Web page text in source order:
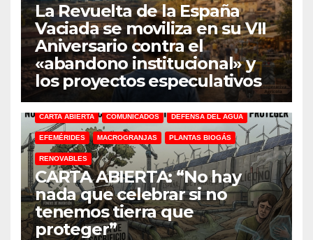
La Revuelta de la España
Vaciada se moviliza en su VII
Aniversario contra el
«abandono institucional» y
los proyectos especulativos
CARTA ABIERTA COMUNICADOS DEFENSA DEL AGUA
EFEMÉRIDES MACROGRANJAS PLANTAS BIOGÁS
RENOVABLES
CARTA ABIERTA: “No hay
nada que celebrar si no
tenemos tierra que
proteger”